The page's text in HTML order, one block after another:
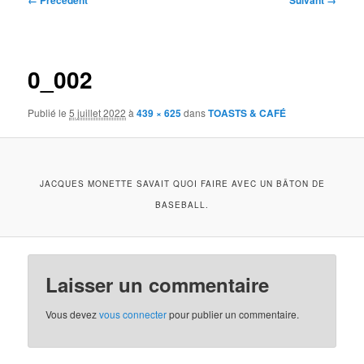
0_002
Publié le5 juillet 2022 à439 × 625dansTOASTS & CAFÉ
JACQUES MONETTE SAVAIT QUOI FAIRE AVEC UN BÂTON DE
BASEBALL.
Laisser un commentaire
Vous devezvous connecterpour publier un commentaire.